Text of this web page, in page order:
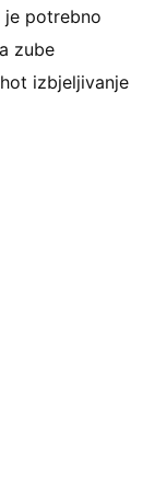
je potrebno
zube
izbjeljivanje